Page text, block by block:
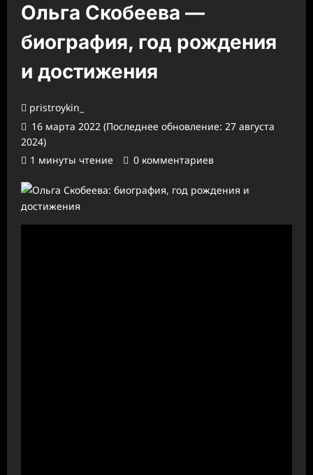
Ольга Скобеева —
биография, год рождения
и достижения
pristroykin_
16 марта 2022 (Последнее обновление: 27 августа
2024)
1 минуты чтение
0 комментариев